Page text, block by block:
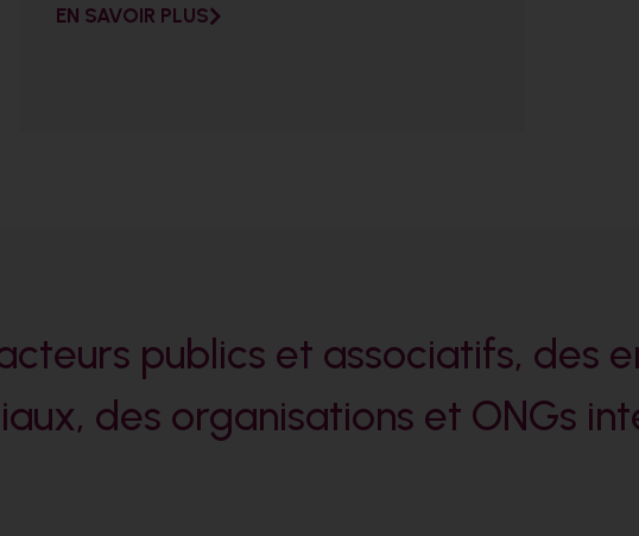
EN SAVOIR PLUS
publics et associatifs, des
des organisations et ONGs